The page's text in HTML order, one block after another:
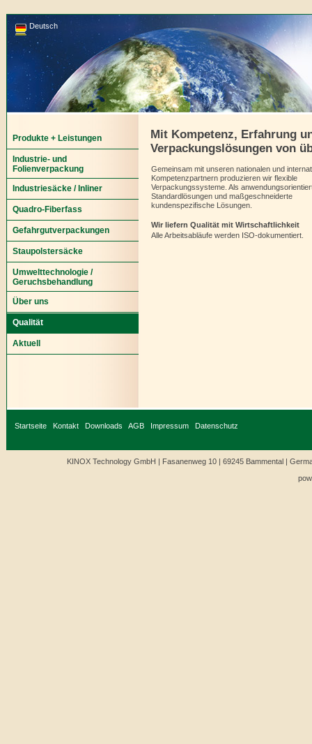
Deutsch
Produkte + Leistungen
Industrie- und
Folienverpackung
Industriesäcke / Inliner
Quadro-Fiberfass
Gefahrgutverpackungen
Staupolstersäcke
Umwelttechnologie /
Geruchsbehandlung
Über uns
Qualität
Aktuell
Mit Kompetenz, Erfahrung
Verpackungslösungen von
Gemeinsam mit unseren nationalen und
Kompetenzpartnern produzieren wir flexible
Verpackungssysteme. Als
Standardlösungen und maßgeschneiderte
kundenspezifische Lösungen.
Wir liefern Qualität mit Wirtschaftlichkeit
Alle Arbeitsabläufe werden ISO-dokumentiert.
Startseite Kontakt Downloads AGB Impressum Datenschutz
KINOX Technology GmbH | Fasanenweg 10 | 69245 Bammental |